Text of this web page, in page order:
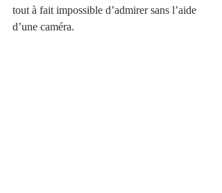
tout à fait impossible d’admirer sans l’aide
d’une caméra.